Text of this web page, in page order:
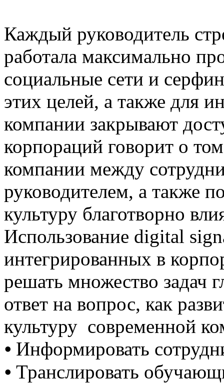
Каждый руководитель
работала максимально
социальные сети и
этих целей, а также для
компании закрывают
корпораций говорит о
компании между
руководителем, а также
культуру благотворно
Использование digital
интегрированных в
решать множество задач
ответ на вопрос, как
культуру современной
⦁ Информировать
⦁ Транслировать